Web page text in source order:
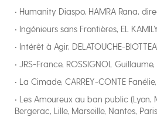
• Humanity Diaspo, HAMRA Rana,
• Ingénieurs sans Frontières, EL
• Intérêt à Agir, DELATOUCHE-
• JRS-France, ROSSIGNOL
• La Cimade, CARREY-CONTE
• Les Amoureux au ban public (Lyon,
Bergerac, Lille, Marseille, Nantes,